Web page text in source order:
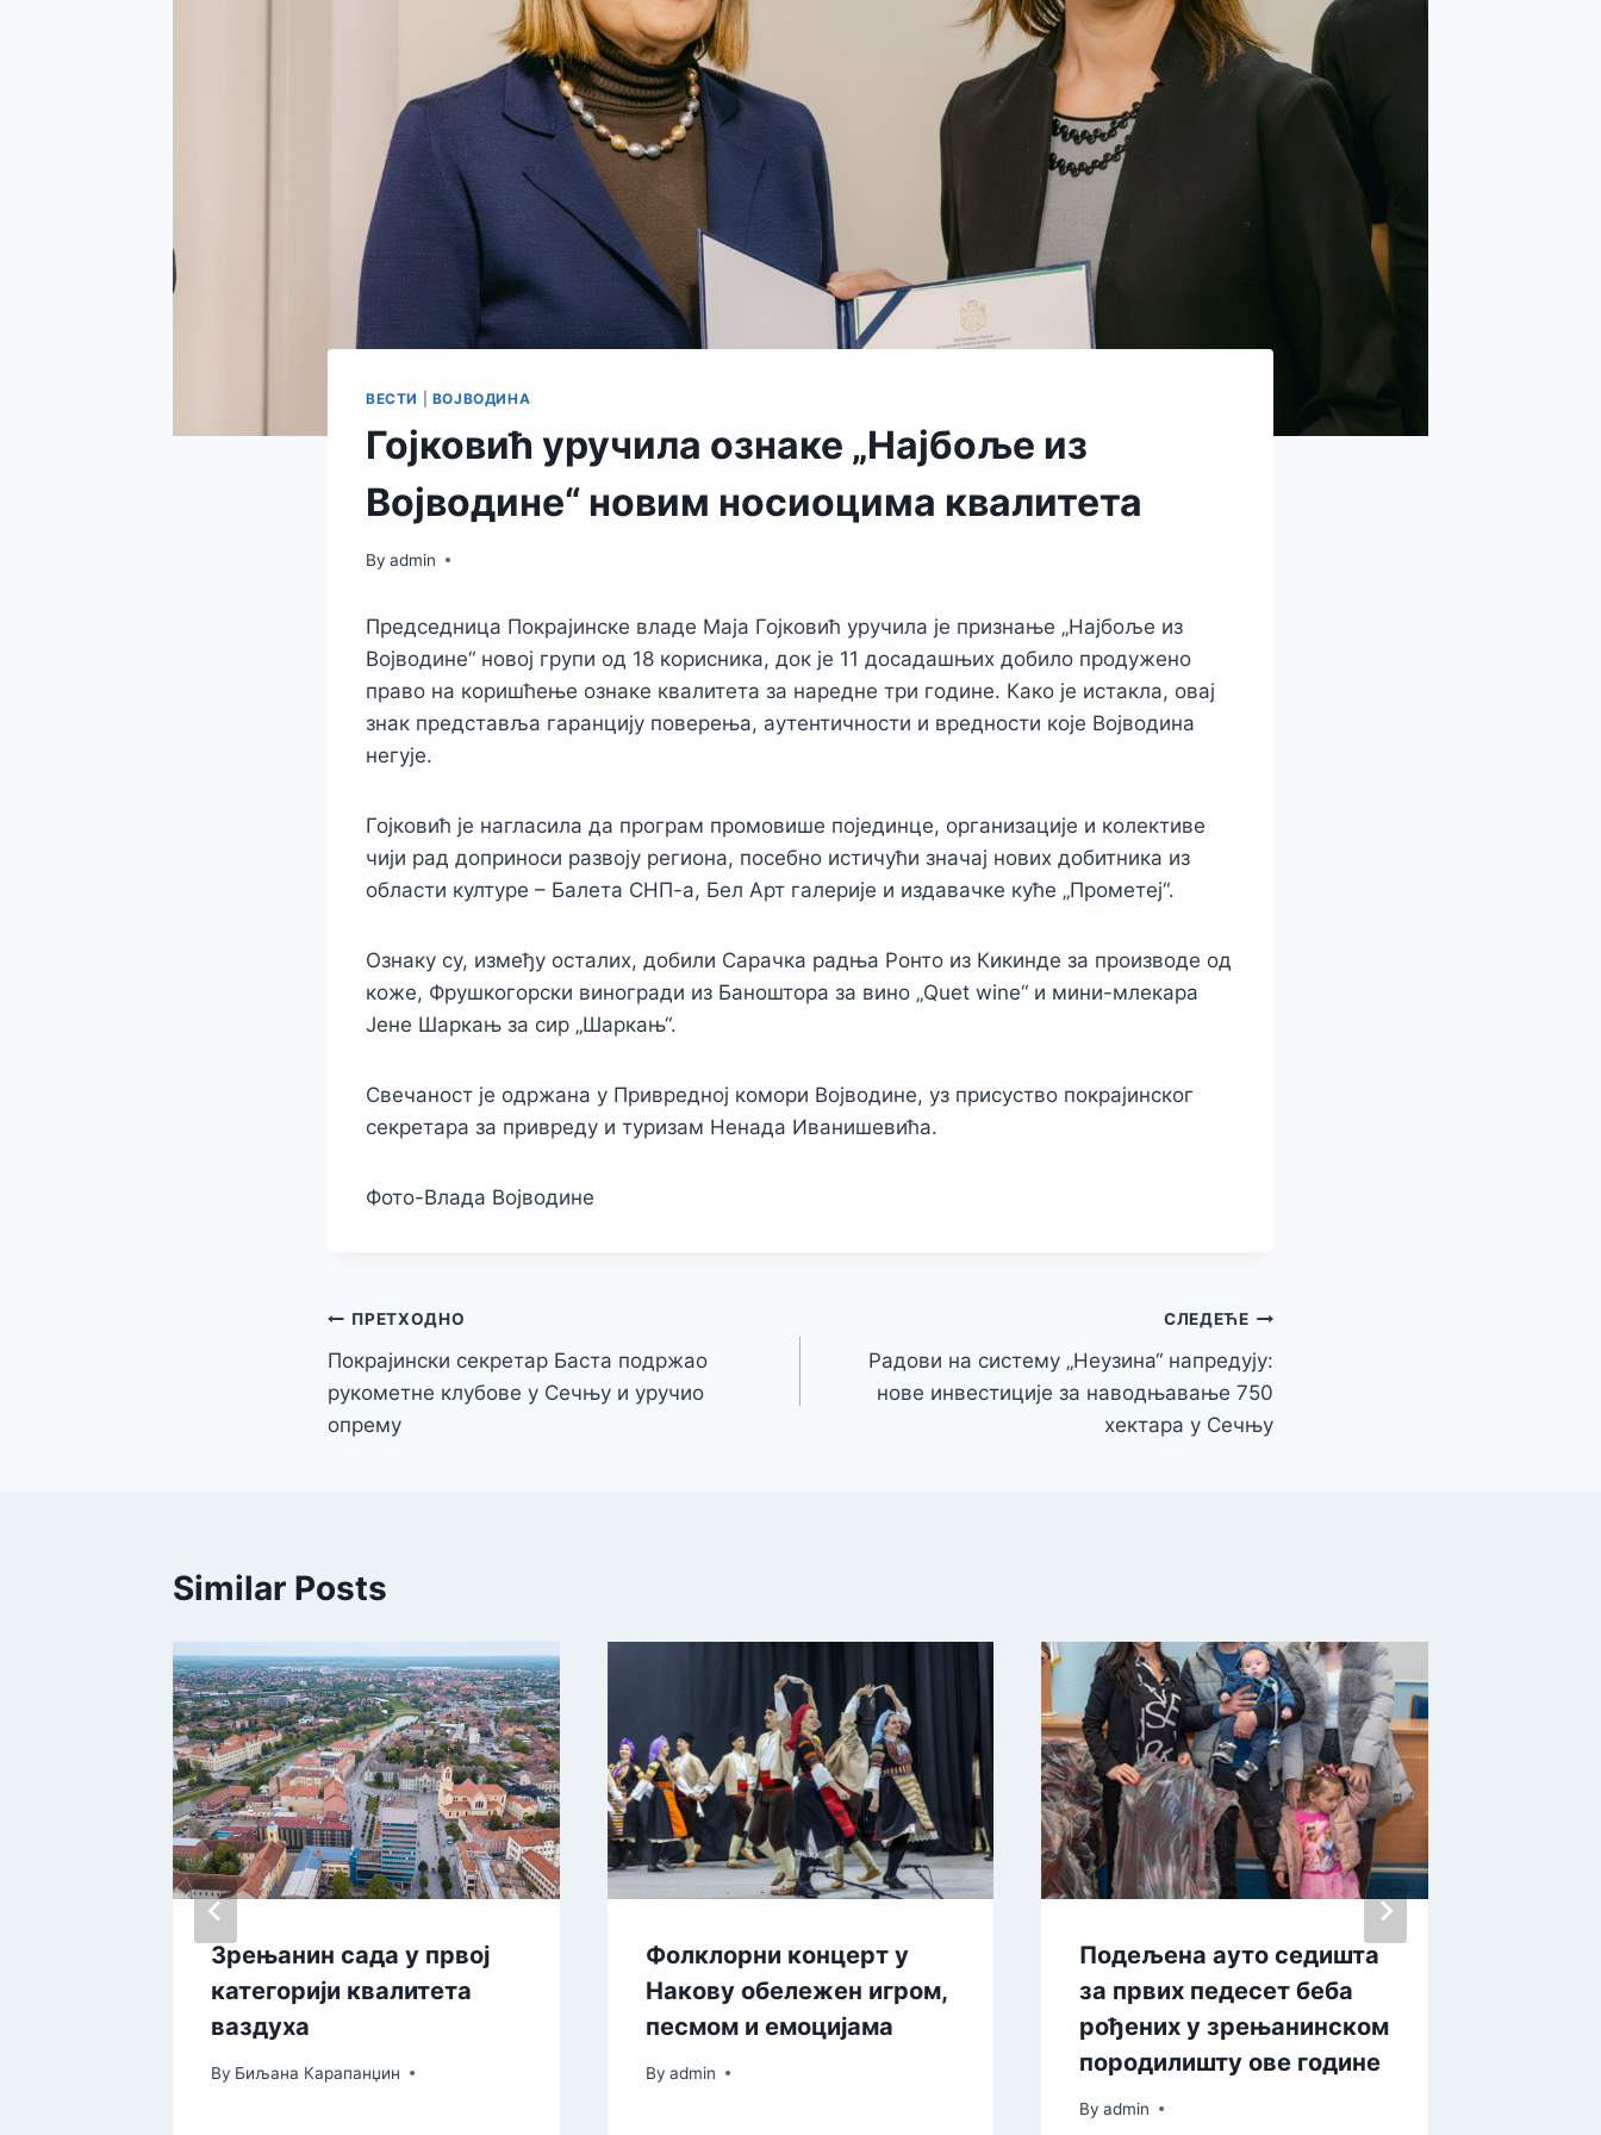
ВЕСТИ ВОЈВОДИНА
Гојковић уручила ознаке „Најбоље из
Војводине“ новим носиоцима квалитета
By admin
Председница Покрајинске владе Маја Гојковић уручила је признање „Најбоље из
Војводине“ новој групи од 18 корисника, док је 11 досадашњих добило продужено
право на коришћење ознаке квалитета за наредне три године. Како је истакла, овај
знак представља гаранцију поверења, аутентичности и вредности које Војводина
негује.
Гојковић је нагласила да програм промовише појединце, организације и колективе
чији рад доприноси развоју региона, посебно истичући значај нових добитника из
области културе – Балета СНП-а, Бел Арт галерије и издавачке куће „Прометеј“.
Ознаку су, између осталих, добили Сарачка радња Ронто из Кикинде за производе од
коже, Фрушкогорски виногради из Баноштора за вино „Quet wine“ и мини-млекара
Јене Шаркањ за сир „Шаркањ“.
Свечаност је одржана у Привредној комори Војводине, уз присуство покрајинског
секретара за привреду и туризам Ненада Иванишевића.
Фото-Влада Војводине
Кретање
чланка
ПРЕТХОДНО
Покрајински секретар Баста подржао
рукометне клубове у Сечњу и уручио
опрему
СЛЕДЕЋЕ
Радови на систему „Неузина“ напредују:
нове инвестиције за наводњавање 750
хектара у Сечњу
Similar Posts
Зрењанин сада у првој
категорији квалитета
ваздуха
By Биљана Карапанџин
Фолклорни концерт у
Накову обележен игром,
песмом и емоцијама
By admin
Подељенa ауто седишта
за првих педесет беба
рођених у зрењанинском
породилишту ове године
By admin